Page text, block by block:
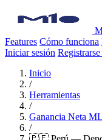
Features Cómo funciona
Iniciar sesión
Inicio
/
Herramientas
/
Ganancia Neta ML
/